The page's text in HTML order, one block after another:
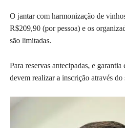
O jantar com harmonização de
R$209,90 (por pessoa) e os
são limitadas.
Para reservas antecipadas, e garantia
devem realizar a inscrição através